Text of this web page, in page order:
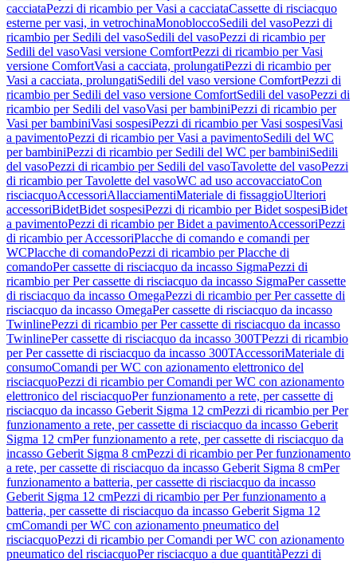
cacciataPezzi di ricambio per Vasi a cacciataCassette di risciacquo
esterne per vasi, in vetrochinaMonobloccoSedili del vasoPezzi di
ricambio per Sedili del vasoSedili del vasoPezzi di ricambio per
Sedili del vasoVasi versione ComfortPezzi di ricambio per Vasi
versione ComfortVasi a cacciata, prolungatiPezzi di ricambio per
Vasi a cacciata, prolungatiSedili del vaso versione ComfortPezzi di
ricambio per Sedili del vaso versione ComfortSedili del vasoPezzi di
ricambio per Sedili del vasoVasi per bambiniPezzi di ricambio per
Vasi per bambiniVasi sospesiPezzi di ricambio per Vasi sospesiVasi
a pavimentoPezzi di ricambio per Vasi a pavimentoSedili del WC
per bambiniPezzi di ricambio per Sedili del WC per bambiniSedili
del vasoPezzi di ricambio per Sedili del vasoTavolette del vasoPezzi
di ricambio per Tavolette del vasoWC ad uso accovacciatoCon
risciacquoAccessoriAllacciamentiMateriale di fissaggioUlteriori
accessoriBidetBidet sospesiPezzi di ricambio per Bidet sospesiBidet
a pavimentoPezzi di ricambio per Bidet a pavimentoAccessoriPezzi
di ricambio per AccessoriPlacche di comando e comandi per
WCPlacche di comandoPezzi di ricambio per Placche di
comandoPer cassette di risciacquo da incasso SigmaPezzi di
ricambio per Per cassette di risciacquo da incasso SigmaPer cassette
di risciacquo da incasso OmegaPezzi di ricambio per Per cassette di
risciacquo da incasso OmegaPer cassette di risciacquo da incasso
TwinlinePezzi di ricambio per Per cassette di risciacquo da incasso
TwinlinePer cassette di risciacquo da incasso 300TPezzi di ricambio
per Per cassette di risciacquo da incasso 300TAccessoriMateriale di
consumoComandi per WC con azionamento elettronico del
risciacquoPezzi di ricambio per Comandi per WC con azionamento
elettronico del risciacquoPer funzionamento a rete, per cassette di
risciacquo da incasso Geberit Sigma 12 cmPezzi di ricambio per Per
funzionamento a rete, per cassette di risciacquo da incasso Geberit
Sigma 12 cmPer funzionamento a rete, per cassette di risciacquo da
incasso Geberit Sigma 8 cmPezzi di ricambio per Per funzionamento
a rete, per cassette di risciacquo da incasso Geberit Sigma 8 cmPer
funzionamento a batteria, per cassette di risciacquo da incasso
Geberit Sigma 12 cmPezzi di ricambio per Per funzionamento a
batteria, per cassette di risciacquo da incasso Geberit Sigma 12
cmComandi per WC con azionamento pneumatico del
risciacquoPezzi di ricambio per Comandi per WC con azionamento
pneumatico del risciacquoPer risciacquo a due quantitàPezzi di